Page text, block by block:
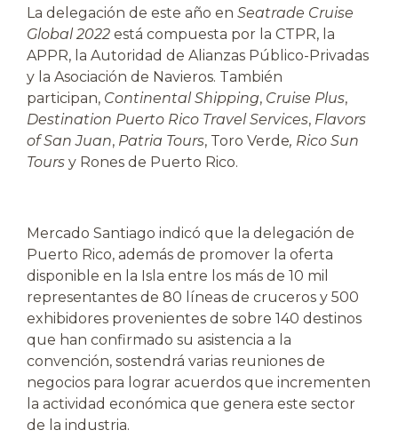
La delegación de este año en Seatrade Cruise
Global 2022 está compuesta por la CTPR, la
APPR, la Autoridad de Alianzas Público-Privadas
y la Asociación de Navieros. También
participan, Continental Shipping, Cruise Plus,
Destination Puerto Rico Travel Services, Flavors
of San Juan, Patria Tours, Toro Verde, Rico Sun
Tours y Rones de Puerto Rico.
Mercado Santiago indicó que la delegación de
Puerto Rico, además de promover la oferta
disponible en la Isla entre los más de 10 mil
representantes de 80 líneas de cruceros y 500
exhibidores provenientes de sobre 140 destinos
que han confirmado su asistencia a la
convención, sostendrá varias reuniones de
negocios para lograr acuerdos que incrementen
la actividad económica que genera este sector
de la industria.